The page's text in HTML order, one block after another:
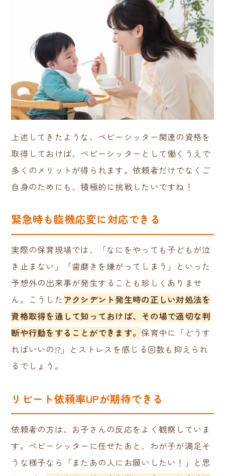
上述してきたような、ベビーシッター関連の資格を
取得しておけば、ベビーシッターとして働くうえで
多くのメリットが得られます。依頼者だけでなくご
自身のためにも、積極的に挑戦したいですね！
緊急時も臨機応変に対応できる
実際の保育現場では、「なにをやっても子どもが泣
き止まない」「歯磨きを嫌がってしまう」といった
予想外の出来事が発生することも珍しくありませ
ん。こうしたアクシデント発生時の正 しい対処法を
資格取得を通して知っておけば、その場で適切な判
断や行動をすることができます。保育中に「どうす
ればいいの!?」とストレスを感じる回数も抑えられ
るでしょう。
リピート依頼率UPが期待できる
依頼者の方は、お子さんの反応をよく観察していま
す。ベビーシッターに任せたあと、わが子が満足そ
うな様子なら「またあの人にお願いしたい！」と思